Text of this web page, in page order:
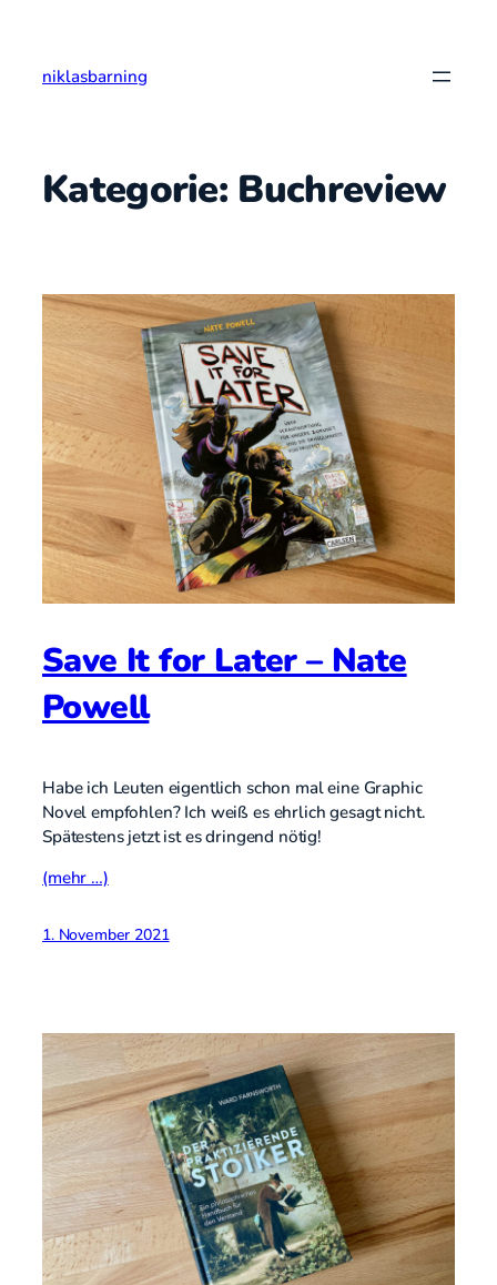
springen
niklasbarning
Kategorie: Buchreview
Save It for Later – Nate
Powell
Habe ich Leuten eigentlich schon mal eine Graphic
Novel empfohlen? Ich weiß es ehrlich gesagt nicht.
Spätestens jetzt ist es dringend nötig!
(mehr …)
1. November 2021